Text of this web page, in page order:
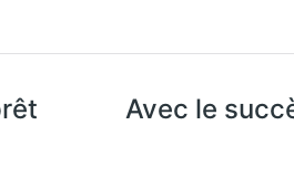
Avec le